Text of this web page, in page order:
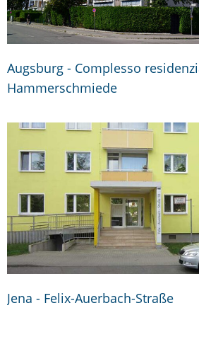
Augsburg - Complesso
Hammerschmiede
Jena - Felix-Auerbach-Straße